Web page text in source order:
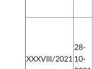
XXXVIII/2021
28-
10-